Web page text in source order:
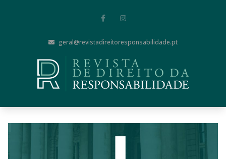
geral@revistadireitoresponsabilidade.pt